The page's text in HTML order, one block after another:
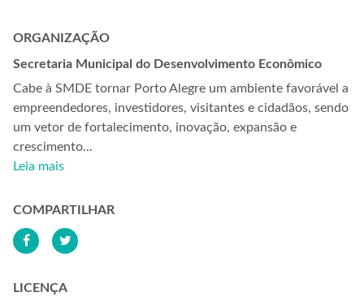
ORGANIZAÇÃO
Secretaria Municipal do Desenvolvimento Econômico
Cabe à SMDE tornar Porto Alegre um ambiente favorável a
empreendedores, investidores, visitantes e cidadãos, sendo
um vetor de fortalecimento, inovação, expansão e
crescimento...
Leia mais
COMPARTILHAR
LICENÇA